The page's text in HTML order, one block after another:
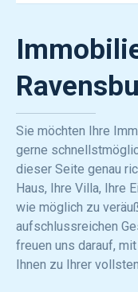
Sie möchten Ihre
gerne
dieser Seite genau
Haus, Ihre Villa, Ihre
wie möglich zu
aufschlussreichen
freuen uns darauf,
Ihnen zu Ihrer